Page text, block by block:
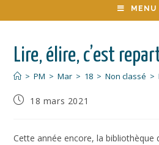
MENU
Lire, élire, c’est
> PM > Mar > 18 > Non classé >
18 mars 2021
Cette année encore, la bibliothèque